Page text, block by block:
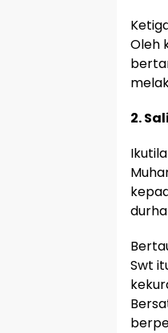
Oleh
2.
Swt